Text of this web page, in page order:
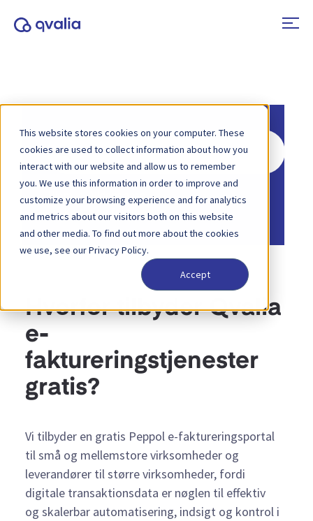
This website stores cookies on your computer. These
cookies are used to collect information about how you
interact with our website and allow us to remember
you. We use this information in order to improve and
customize your browsing experience and for analytics
and metrics about our visitors both on this website
and other media. To find out more about the cookies
we use, see our Privacy Policy.
Accept
Søg
efter
Hjem
Vidensbase
Konto og fakturering
Hvorfor tilbyder Qvalia
e-
faktureringstjenester
gratis?
Vi tilbyder en gratis Peppol e-faktureringsportal
til små og mellemstore virksomheder og
leverandører til større virksomheder, fordi
digitale transaktionsdata er nøglen til effektiv
og skalerbar automatisering, indsigt og kontrol i